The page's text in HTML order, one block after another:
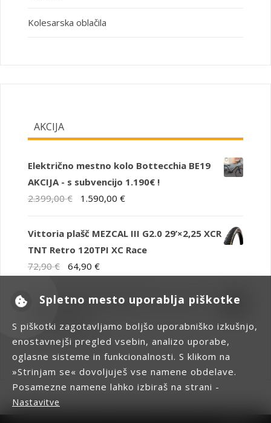
Kolesarska oblačila
AKCIJA
Električno mestno kolo Bottecchia BE19
AKCIJA - s subvencijo 1.190€ !
2.399,00€
Izvirna
je
bila:
2.399,00 €.
1.590,00€Trenutna
je:
1.590,00 €.
Vittoria plašč MEZCAL III G2.0 29’×2,25 XCR
TNT Retro 120TPI XC Race
72,90€
Izvirna
je
72,90 €.
64,90€Trenutna
je:
Vittoria plašč SYERRA G2.0 29’×2,4 TLR +
Izvirna
cena
bila:
39,90 €Trenutna
je:
39,90 €.
Spletno mesto uporablja piškotke
S piškotki zagotavljamo boljšo uporabniško izkušnjo,
enostavnejši pregled vsebin, analizo uporabe,
oglasne sisteme in funkcionalnosti. S klikom na
»Strinjam se« dovoljuješ vse namene obdelave.
Posamezne namene lahko izbiraš na strani -
Nastavitve